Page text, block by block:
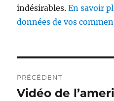
indésirables.En savoir
données de vos
de
PRÉCÉDENT
Publication
Vidéo de